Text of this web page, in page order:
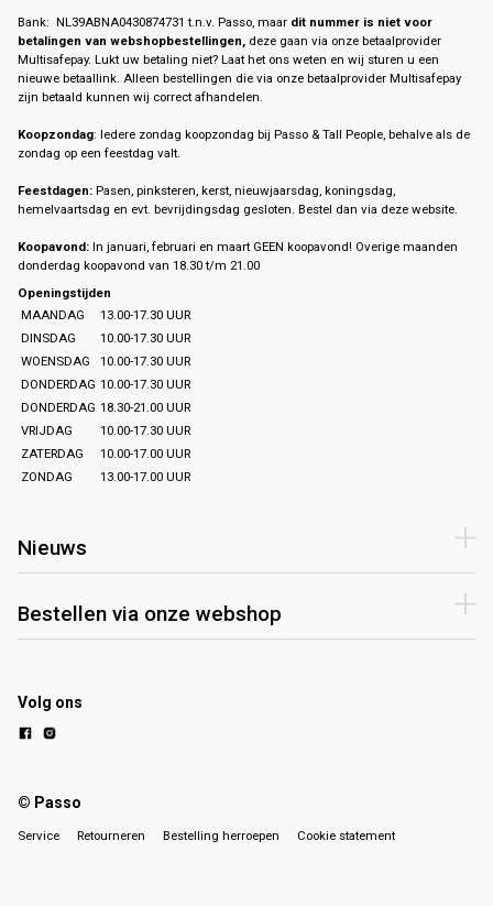
Bank: NL39ABNA0430874731 t.n.v. Passo, maar dit nummer is niet voor
betalingen van webshopbestellingen, deze gaan via onze betaalprovider
Multisafepay. Lukt uw betaling niet? Laat het ons weten en wij sturen u een
nieuwe betaallink. Alleen bestellingen die via onze betaalprovider Multisafepay
zijn betaald kunnen wij correct afhandelen.
Koopzondag: Iedere zondag koopzondag bij Passo & Tall People, behalve als de
zondag op een feestdag valt.
Feestdagen: Pasen, pinksteren, kerst, nieuwjaarsdag, koningsdag,
hemelvaartsdag en evt. bevrijdingsdag gesloten. Bestel dan via deze website.
Koopavond: In januari, februari en maart GEEN koopavond! Overige maanden
donderdag koopavond van 18.30 t/m 21.00
Openingstijden
MAANDAG
13.00-17.30 UUR
DINSDAG
10.00-17.30 UUR
WOENSDAG
10.00-17.30 UUR
DONDERDAG 10.00-17.30 UUR
DONDERDAG 18.30-21.00 UUR
VRIJDAG
10.00-17.30 UUR
ZATERDAG
10.00-17.00 UUR
ZONDAG
13.00-17.00 UUR
Nieuws
Bestellen via onze webshop
Volg ons
© Passo
Service Retourneren Bestelling herroepen Cookie statement